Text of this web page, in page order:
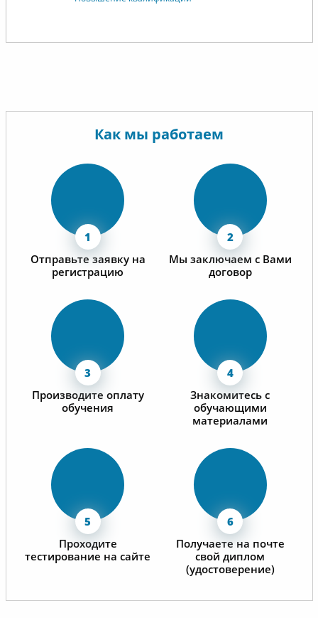
Как мы работаем
Отправьте заявку на
регистрацию
Мы заключаем с Вами
договор
Производите оплату
обучения
Знакомитесь с
обучающими
материалами
Проходите
тестирование на сайте
Получаете на почте
свой диплом
(удостоверение)